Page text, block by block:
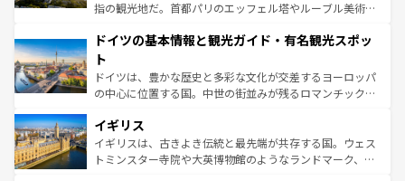
アートに溢れた街角から、地方では古代ローマ遺跡や中世
せる。地方によって風土や気候が異なるスペインはその個
ンテンツ一覧 を参照してほしい。
指の観光地だ。首都パリのエッフェル塔やルーブル美術館
で、幅広い魅力が詰まっている。華麗な宮殿、歴史的な大
聖堂、美しいビーチ、そして豊かな自然が、訪れる者を心
から魅了する。また、フランスは美食の国としても知ら
れ、フランス料理はユネスコ無形文化遺産にも登録されて
香り高いラベンダー畑など、多彩な楽しみ方が可能だ。さ
らに、パリ以外の地域にも魅力が溢れており、どの街角に
も豊かな歴史と文化が息づいている。パリ以外の個性あふ
ドイツの基本情報と観光ガイド・有名観光スポッ
ト
ドイツは、豊かな歴史と多彩な文化が交差するヨーロッパ
の中心に位置する国。中世の街並みが残るロマンチック街
顔を持つこの国は、どこを歩いても飽きることがない。ベ
ルリンの文化的活気、バイエルン州のアルプスの絶景、そ
してライン川沿いのワイン畑といった風景は必見。ビール
イギリス
イギリスは、古きよき伝統と最先端が共存する国。ウェス
トミンスター寺院や大英博物館のようなランドマーク、歴